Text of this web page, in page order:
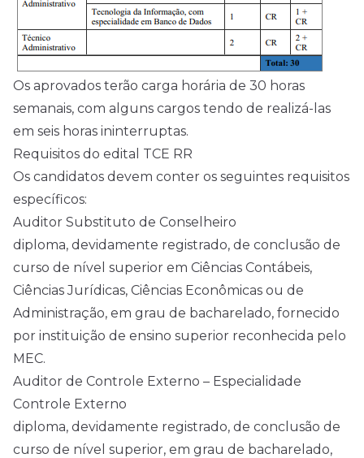
Os aprovados terão carga horária de 30 horas
semanais, com alguns cargos tendo de realizá-las
em seis horas ininterruptas.
Requisitos do edital TCE RR
Os candidatos devem conter os seguintes requisitos
específicos:
Auditor Substituto de Conselheiro
diploma, devidamente registrado, de conclusão de
curso de nível superior em Ciências Contábeis,
Ciências Jurídicas, Ciências Econômicas ou de
Administração, em grau de bacharelado, fornecido
por instituição de ensino superior reconhecida pelo
MEC.
Auditor de Controle Externo – Especialidade
Controle Externo
diploma, devidamente registrado, de conclusão de
curso de nível superior, em grau de bacharelado,